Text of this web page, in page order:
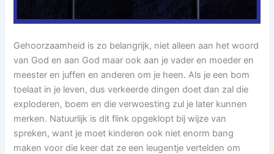
Gehoorzaamheid is zo belangrijk, niet alleen aan het woord
van God en aan God maar ook aan je vader en moeder en
meester en juffen en anderen om je heen. Als je een bom
toelaat in je leven, dus verkeerde dingen doet dan zal die
exploderen, boem en die verwoesting zul je later kunnen
merken. Natuurlijk is dit flink opgeklopt bij wijze van
spreken, want je moet kinderen ook niet enorm bang
maken voor die keer dat ze een leugentje vertelden om